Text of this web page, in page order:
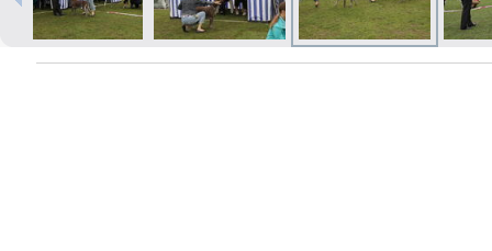
Izdrukas 1h laikā Rīgā – pasūtiet